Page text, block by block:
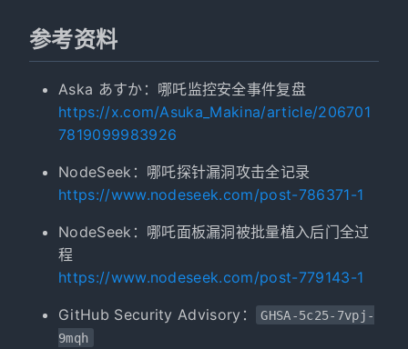
参考资料
Aska あすか：哪吒监控安全事件复盘
https://x.com/Asuka_Makina/article/206701
7819099983926
NodeSeek：哪吒探针漏洞攻击全记录
https://www.nodeseek.com/post-786371-1
NodeSeek：哪吒面板漏洞被批量植入后门全过
程
https://www.nodeseek.com/post-779143-1
GitHub Security Advisory：
GHSA-5c25-7vpj-
9mqh